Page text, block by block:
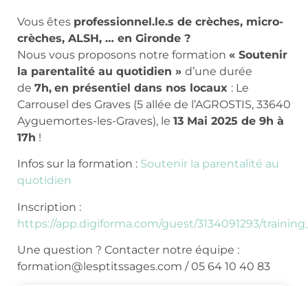
Vous êtes professionnel.le.s de crèches, micro-
crèches, ALSH, … en Gironde ?
Nous vous proposons notre formation « Soutenir
la parentalité au quotidien » d’une durée
de 7h, en présentiel dans nos locaux : Le
Carrousel des Graves (5 allée de l’AGROSTIS, 33640
Ayguemortes-les-Graves), le 13 Mai 2025 de 9h à
17h !
Infos sur la formation : Soutenir la parentalité au
quotidien
Inscription :
https://app.digiforma.com/guest/3134091293/
Une question ? Contacter notre équipe :
formation@lesptitssages.com / 05 64 10 40 83